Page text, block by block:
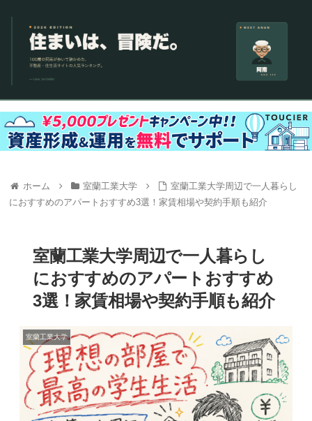
ホーム 室蘭工業大学
室蘭工業大学周辺で一人暮らし
におすすめのアパートおすすめ3選！家賃相場や契約手順も紹介
室蘭工業大学周辺で一人暮らし
におすすめのアパートおすすめ
3選！家賃相場や契約手順も紹介
室蘭工業大学